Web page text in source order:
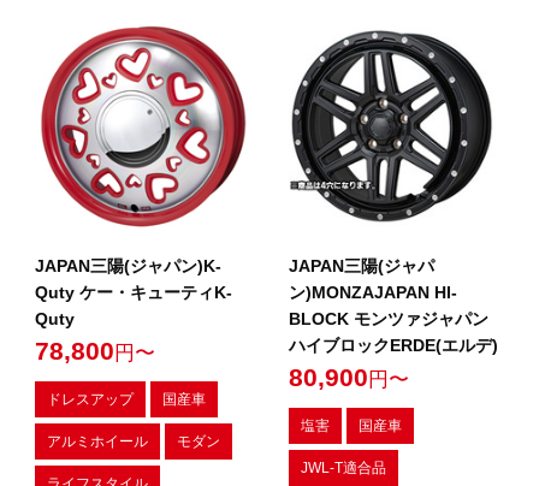
JAPAN三陽(ジャパン)K-
Quty ケー・キューティK-
Quty
78,800 円〜
ドレスアップ 国産車
アルミホイール モダン
JAPAN三陽(ジャパ
ン)MONZAJAPAN HI-
BLOCK モンツァジャパン
ハイブロックERDE(エルデ)
80,900 円〜
塩害 国産車
JWL-T適合品